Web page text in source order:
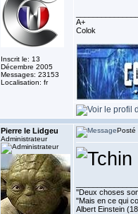
Inscrit le: 13
Décembre 2005
Messages: 23153
Localisation: fr
A+
Colok
Pierre le Lidgeu
Administrateur
Posté
''Deux choses
"Mais en ce qui
Albert Einstein